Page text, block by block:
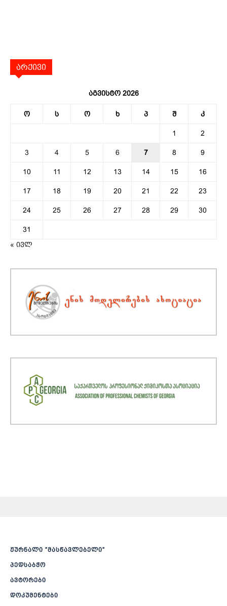
არქივი
აგვისტო 2026
ო ს ო ხ პ შ კ
1 2
3 4 5 6 7 8 9
10 11 12 13 14 15 16
17 18 19 20 21 22 23
24 25 26 27 28 29 30
31
« ივლ
ჟურნალი ”მასწავლებელი”
პედსაბჭო
ავტორები
დოკუმენტები